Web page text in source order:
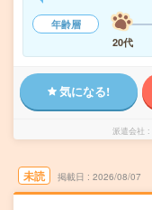
年齢層
20代
気になる!
派遣会社
未読 掲載日 2026/08/07